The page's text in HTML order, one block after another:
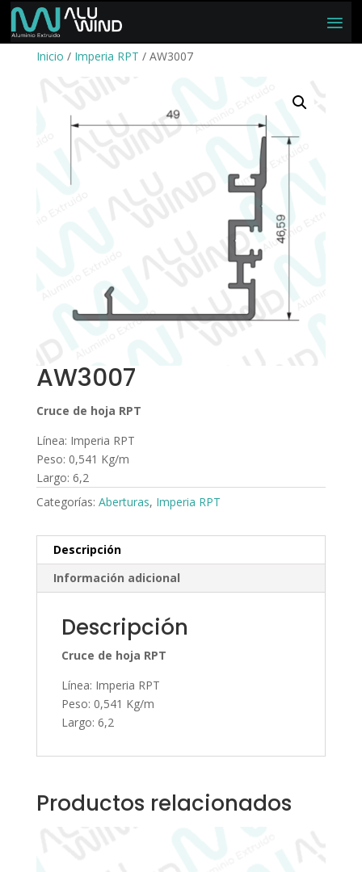
Inicio / Imperia RPT / AW3007
AW3007
Cruce de hoja RPT
Línea: Imperia RPT
Peso: 0,541 Kg/m
Largo: 6,2
Categorías: Aberturas, Imperia RPT
Descripción
Información adicional
Descripción
Cruce de hoja RPT
Línea: Imperia RPT
Peso: 0,541 Kg/m
Largo: 6,2
Productos relacionados